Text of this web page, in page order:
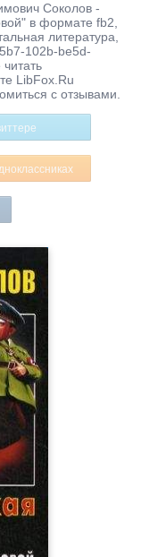
Соколов -
в формате fb2,
литература,
102b-be5d-
LibFox.Ru
с отзывами.